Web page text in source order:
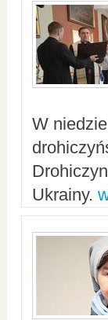
W
Ukrainy.